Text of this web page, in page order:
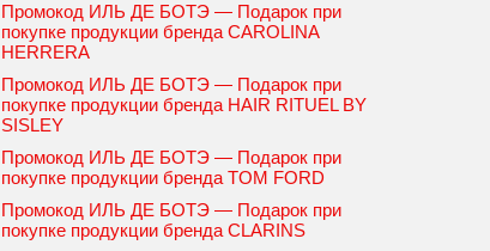
Промокод ИЛЬ ДЕ БОТЭ — Подарок при
покупке продукции бренда CAROLINA
HERRERA
Промокод ИЛЬ ДЕ БОТЭ — Подарок при
покупке продукции бренда HAIR RITUEL BY
SISLEY
Промокод ИЛЬ ДЕ БОТЭ — Подарок при
покупке продукции бренда TOM FORD
Промокод ИЛЬ ДЕ БОТЭ — Подарок при
покупке продукции бренда CLARINS